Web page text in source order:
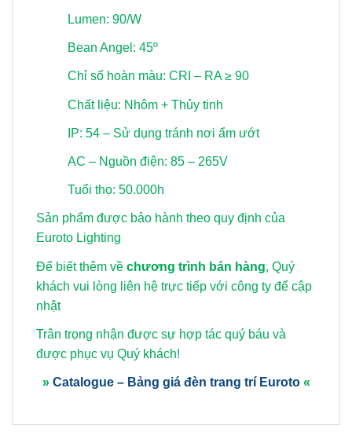
Lumen: 90/W
Bean Angel: 45º
Chỉ số hoàn màu: CRI – RA ≥ 90
Chất liệu: Nhôm + Thủy tinh
IP: 54 – Sử dụng tránh nơi ẩm ướt
AC – Nguồn điện: 85 – 265V
Tuổi thọ: 50.000h
Sản phẩm được bảo hành theo quy định của
Euroto Lighting
Để biết thêm về chương trình bán hàng, Quý
khách vui lòng liên hệ trực tiếp với công ty để cập
nhật
Trân trọng nhận được sự hợp tác quý báu và
được phục vụ Quý khách!
» Catalogue – Bảng giá đèn trang trí Euroto «